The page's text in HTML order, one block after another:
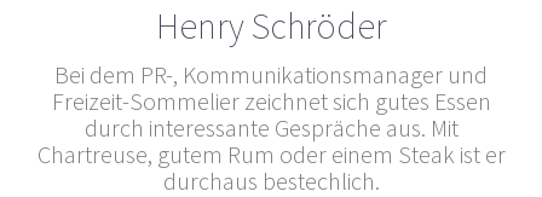
Henry Schröder
Bei dem PR-, Kommunikationsmanager und
Freizeit-Sommelier zeichnet sich gutes Essen
durch interessante Gespräche aus. Mit
Chartreuse, gutem Rum oder einem Steak ist er
durchaus bestechlich.